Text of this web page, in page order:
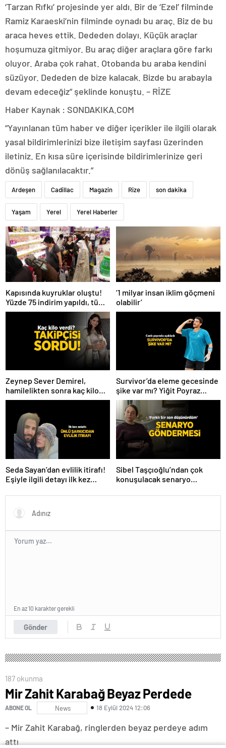
‘Tarzan Rıfkı’ projesinde yer aldı. Bir de ‘Ezel’ filminde
Ramiz Karaeski’nin filminde oynadı bu araç. Biz de bu
araca heves ettik. Dededen dolayı. Küçük araçlar
hoşumuza gitmiyor. Bu araç diğer araçlara göre farkı
oluyor. Araba çok rahat. Otobanda bu araba kendini
süzüyor. Dededen de bize kalacak. Bizde bu arabayla
devam edeceğiz” şeklinde konuştu. – RİZE
Haber Kaynak : SONDAKIKA.COM
“Yayınlanan tüm haber ve diğer içerikler ile ilgili olarak
yasal bildirimlerinizi bize iletişim sayfası üzerinden
iletiniz. En kısa süre içerisinde bildirimlerinize geri
dönüş sağlanılacaktır.”
Ardeşen Cadillac Magazin Rize son dakika
Yaşam Yerel Yerel Haberler
Kapısında kuyruklar oluştu!
Yüzde 75 indirim yapıldı, tüm
ürünler kapış kapış gitti
‘1 milyar insan iklim göçmeni
olabilir’
Zeynep Sever Demirel,
hamilelikten sonra kaç kilo
verdiğini açıkladı! ‘Yaza kadar
Survivor’da eleme gecesinde
şike var mı? Yiğit Poyraz
düelloda Volkan’la
yaşananları ilk kez anlattı!
Seda Sayan’dan evlilik itirafı!
Eşiyle ilgili detayı ilk kez
Sibel Taşçıoğlu’ndan çok
konuşulacak senaryo
düşünürdüm’
Gönder
En az 10 karakter gerekli
187 okunma
Mir Zahit Karabağ Beyaz Perdede
ABONE OL News 18 Eylül 2024 12:06
– Mir Zahit Karabağ, ringlerden beyaz perdeye adım
attı